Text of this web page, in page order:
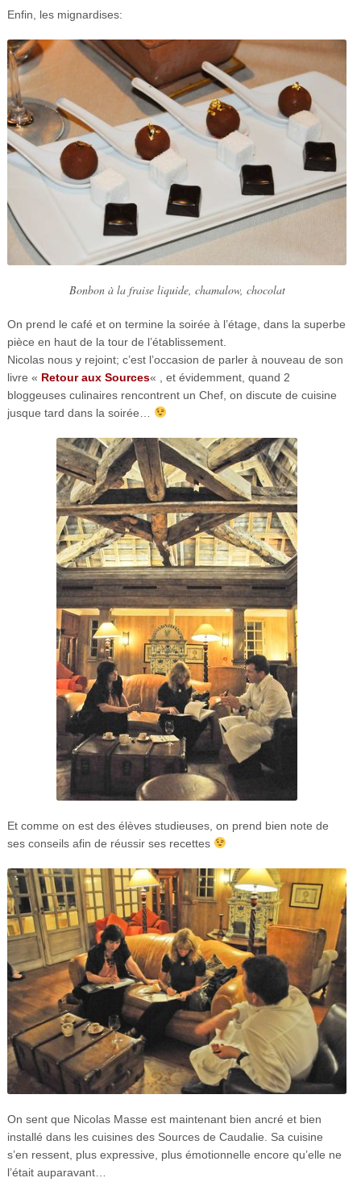
Enfin, les mignardises:
Bonbon à la fraise liquide, chamalow, chocolat
On prend le café et on termine la soirée à l’étage, dans la superbe
pièce en haut de la tour de l’établissement.
Nicolas nous y rejoint; c’est l’occasion de parler à nouveau de son
livre « Retour aux Sources« , et évidemment, quand 2
bloggeuses culinaires rencontrent un Chef, on discute de cuisine
jusque tard dans la soirée…
Et comme on est des élèves studieuses, on prend bien note de
ses conseils afin de réussir ses recettes
On sent que Nicolas Masse est maintenant bien ancré et bien
installé dans les cuisines des Sources de Caudalie. Sa cuisine
s’en ressent, plus expressive, plus émotionnelle encore qu’elle ne
l’était auparavant…